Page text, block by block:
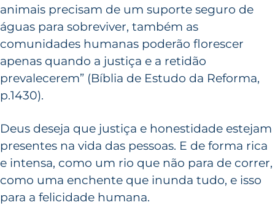
animais precisam de um suporte seguro de
águas para sobreviver, também as
comunidades humanas poderão florescer
apenas quando a justiça e a retidão
prevalecerem” (Bíblia de Estudo da Reforma,
p.1430).
Deus deseja que justiça e honestidade estejam
presentes na vida das pessoas. E de forma rica
e intensa, como um rio que não para de correr,
como uma enchente que inunda tudo, e isso
para a felicidade humana.